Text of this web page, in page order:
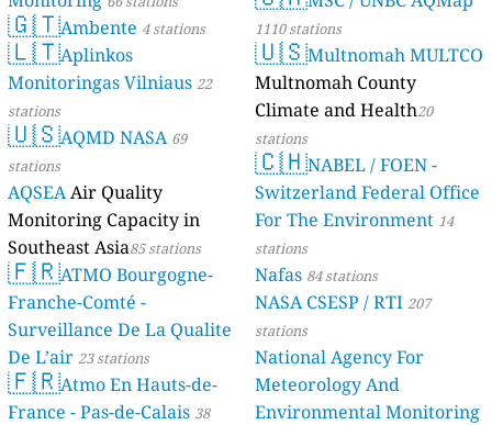
🇬🇹Ambente 4 stations
🇱🇹Aplinkos
Monitoringas Vilniaus 22
stations
🇺🇸AQMD NASA 69
stations
AQSEAAir Quality
Monitoring Capacity in
Southeast Asia85 stations
🇫🇷ATMO Bourgogne-
Franche-Comté -
Surveillance De La Qualite
De L’air 23 stations
🇫🇷Atmo En Hauts-de-
France - Pas-de-Calais 38
1110 stations
🇺🇸Multnomah MULTCO
Multnomah County
Climate and Health20
stations
🇨🇭NABEL / FOEN -
Switzerland Federal Office
For The Environment 14
stations
Nafas 84 stations
NASA CSESP / RTI 207
stations
National Agency For
Meteorology And
Environmental Monitoring